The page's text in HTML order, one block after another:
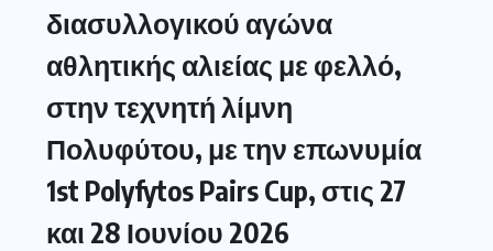
διασυλλογικού αγώνα
αθλητικής αλιείας με φελλό,
στην τεχνητή λίμνη
Πολυφύτου, με την επωνυμία
1st Polyfytos Pairs Cup, στις 27
και 28 Ιουνίου 2026